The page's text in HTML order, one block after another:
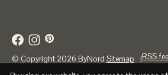
© Copyright 2026 ByNord Sitemap |RSS